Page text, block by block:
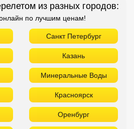
из разных городов:
по лучшим ценам!
Санкт Петербург
Казань
Минеральные Воды
Красноярск
Оренбург